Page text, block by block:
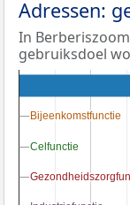
Adressen:
In
gebruiksdoel
Bijeenkomstfunctie
Bijeenkomstfunctie
Celfunctie
Celfunctie